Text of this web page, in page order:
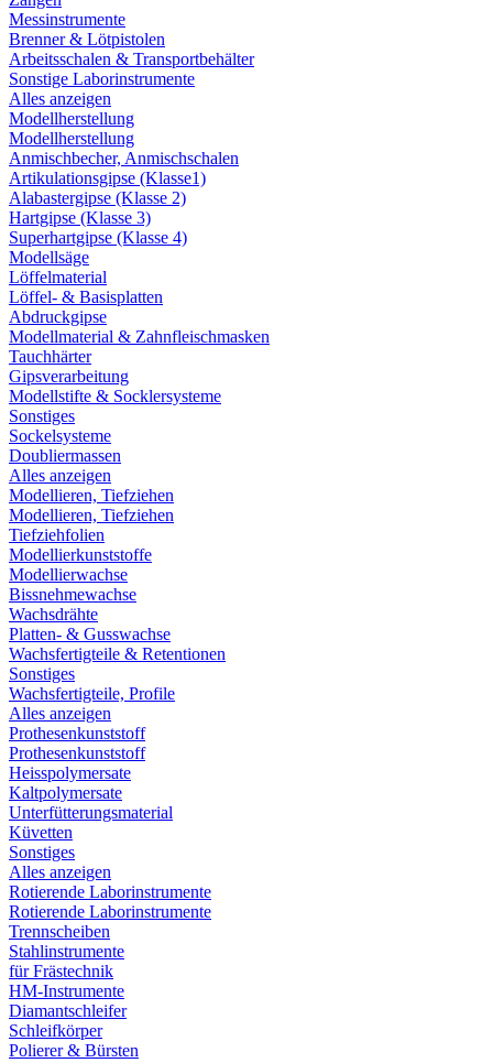
Messinstrumente
Brenner & Lötpistolen
Arbeitsschalen & Transportbehälter
Sonstige Laborinstrumente
Alles anzeigen
Modellherstellung
Modellherstellung
Anmischbecher, Anmischschalen
Artikulationsgipse (Klasse1)
Alabastergipse (Klasse 2)
Hartgipse (Klasse 3)
Superhartgipse (Klasse 4)
Modellsäge
Löffelmaterial
Löffel- & Basisplatten
Abdruckgipse
Modellmaterial & Zahnfleischmasken
Tauchhärter
Gipsverarbeitung
Modellstifte & Socklersysteme
Sonstiges
Sockelsysteme
Doubliermassen
Alles anzeigen
Modellieren, Tiefziehen
Modellieren, Tiefziehen
Tiefziehfolien
Modellierkunststoffe
Modellierwachse
Bissnehmewachse
Wachsdrähte
Platten- & Gusswachse
Wachsfertigteile & Retentionen
Sonstiges
Wachsfertigteile, Profile
Alles anzeigen
Prothesenkunststoff
Prothesenkunststoff
Heisspolymersate
Kaltpolymersate
Unterfütterungsmaterial
Küvetten
Sonstiges
Alles anzeigen
Rotierende Laborinstrumente
Rotierende Laborinstrumente
Trennscheiben
Stahlinstrumente
für Frästechnik
HM-Instrumente
Diamantschleifer
Schleifkörper
Polierer & Bürsten